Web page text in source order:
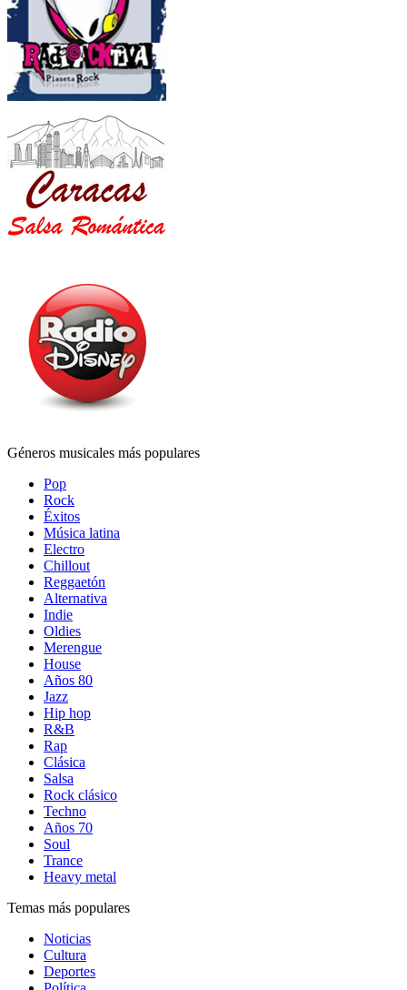
Géneros musicales más populares
Pop
Rock
Éxitos
Música latina
Electro
Chillout
Reggaetón
Alternativa
Indie
Oldies
Merengue
House
Años 80
Jazz
Hip hop
R&B
Rap
Clásica
Salsa
Rock clásico
Techno
Años 70
Soul
Trance
Heavy metal
Temas más populares
Noticias
Cultura
Deportes